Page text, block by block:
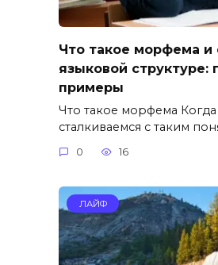
Что такое морфема и
языковой структуре:
примеры
Что такое морфема
сталкиваемся с таким
0 16
ЛАЙФ